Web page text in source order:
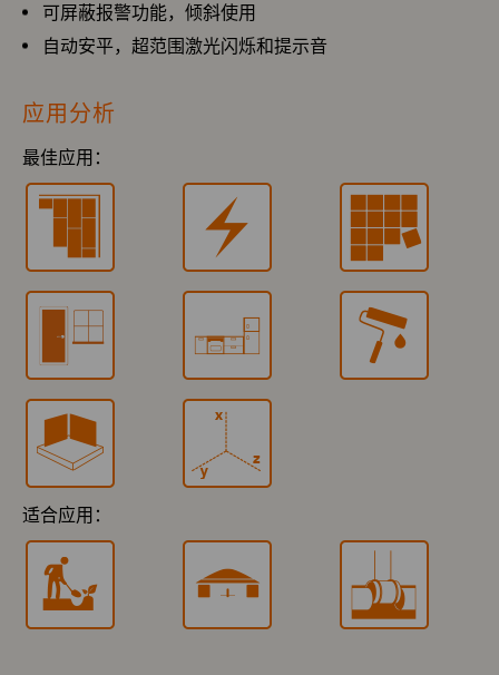
可屏蔽报警功能，倾斜使用
自动安平，超范围激光闪烁和提示音
应用分析
最佳应用：
适合应用：